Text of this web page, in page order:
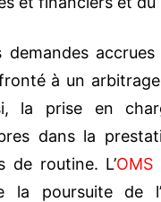
demandes
à un
la prise en
dans la
de routine. L’OMS
la poursuite de